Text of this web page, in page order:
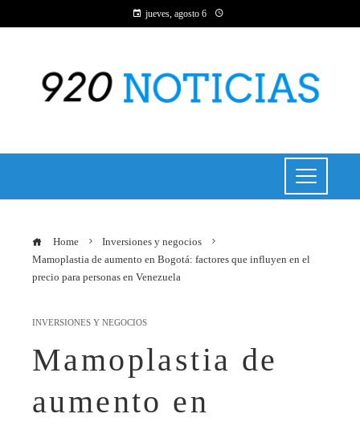
jueves, agosto 6
Home
Inversiones y negocios
Mamoplastia de aumento en Bogotá: factores que influyen en el
precio para personas en Venezuela
INVERSIONES Y NEGOCIOS
Mamoplastia de
aumento en